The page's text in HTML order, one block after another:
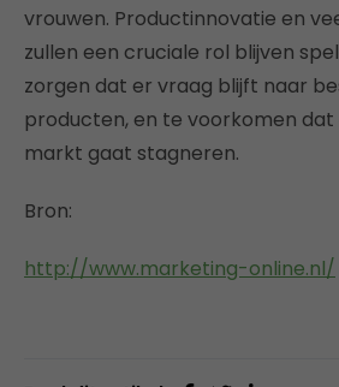
vrouwen. Productinnovatie en
zullen een cruciale rol blijven
zorgen dat er vraag blijft naar
producten, en te voorkomen dat
markt gaat stagneren.
Bron:
http://www.marketing-online.nl/